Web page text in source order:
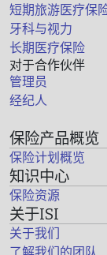
短期旅游医疗保
牙科与视力
长期医疗保险
对于合作伙伴
管理员
经纪人
保险产品概览
保险计划概览
知识中心
保险资源
关于ISI
关于我们